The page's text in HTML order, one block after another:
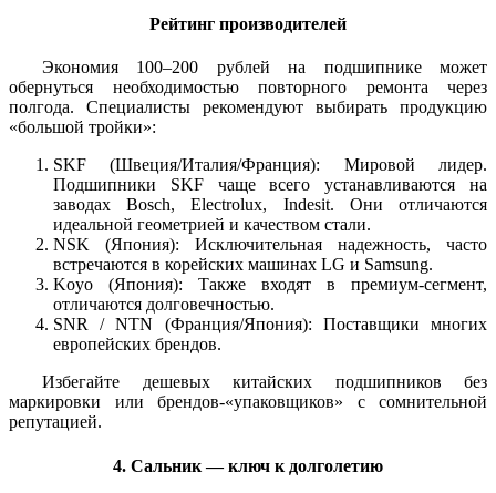
Рейтинг производителей
Экономия 100–200 рублей на подшипнике может
обернуться необходимостью повторного ремонта через
полгода. Специалисты рекомендуют выбирать продукцию
«большой тройки»:
SKF (Швеция/Италия/Франция): Мировой лидер.
Подшипники SKF чаще всего устанавливаются на
заводах Bosch, Electrolux, Indesit. Они отличаются
идеальной геометрией и качеством стали.
NSK (Япония): Исключительная надежность, часто
встречаются в корейских машинах LG и Samsung.
Koyo (Япония): Также входят в премиум-сегмент,
отличаются долговечностью.
SNR / NTN (Франция/Япония): Поставщики многих
европейских брендов.
Избегайте дешевых китайских подшипников без
маркировки или брендов-«упаковщиков» с сомнительной
репутацией.
4. Сальник — ключ к долголетию